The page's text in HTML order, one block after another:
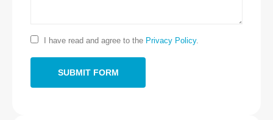
I have read and agree to the Privacy Policy.
Địa chỉ: No.299 Đường Jinsuo, Khu công nghệ cao quốc gia, Zhengzhou
0086-371-67169097
cece@winsensor.com